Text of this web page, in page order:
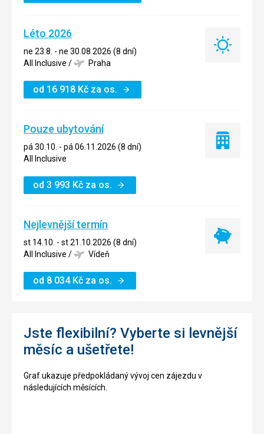
Léto 2026
ne 23.8. - ne 30.08.2026 (8 dní)
All Inclusive / Praha
od 16 918 Kč za os.
Léto
Pouze ubytování
pá 30.10. - pá 06.11.2026 (8 dní)
All Inclusive
od 3 993 Kč za os.
Pouze
Nejlevnější termín
st 14.10. - st 21.10.2026 (8 dní)
All Inclusive / Vídeň
od 8 034Kč za os.
Nejlevnější
Jste flexibilní? Vyberte si levnější
měsíc a ušetřete!
Graf ukazuje předpokládaný vývoj cen zájezdu v
následujících měsících.